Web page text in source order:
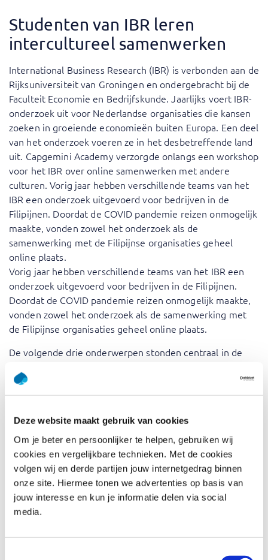
Deze website maakt gebruik van cookies
Om je beter en persoonlijker te helpen, gebruiken wij
cookies en vergelijkbare technieken. Met de cookies
volgen wij en derde partijen jouw internetgedrag binnen
onze site. Hiermee tonen we advertenties op basis van
jouw interesse en kun je informatie delen via social
media.
Studenten van IBR leren
intercultureel samenwerken
International Business Research (IBR) is verbonden aan de
Rijksuniversiteit van Groningen en ondergebracht bij de
Faculteit Economie en Bedrijfskunde. Jaarlijks voert IBR-
onderzoek uit voor Nederlandse organisaties die kansen
zoeken in groeiende economieën buiten Europa. Een deel
van het onderzoek voeren ze in het desbetreffende land
uit. Capgemini Academy verzorgde onlangs een workshop
voor het IBR over online samenwerken met andere
culturen. Vorig jaar hebben verschillende teams van het
IBR een onderzoek uitgevoerd voor bedrijven in de
Filipijnen. Doordat de COVID pandemie reizen onmogelijk
maakte, vonden zowel het onderzoek als de
samenwerking met de Filipijnse organisaties geheel
online plaats.
Vorig jaar hebben verschillende teams van het IBR een
onderzoek uitgevoerd voor bedrijven in de Filipijnen.
Doordat de COVID pandemie reizen onmogelijk maakte,
vonden zowel het onderzoek als de samenwerking met
de Filipijnse organisaties geheel online plaats.
De volgende drie onderwerpen stonden centraal in de
Kennis van de Filipijnse cultuur
Een werkwijze om als team overzicht te houden over
de taken
De workshop, verzorgd door Annerieke Bosman,
gecertificeerd trainers bij Capgemini Academy, werd met
veel enthousiasme ontvangen.
Annerieke vertelt:
‘De studenten van IBR wilden
leerden hun de overeenkomsten en verschillen in cultuur,